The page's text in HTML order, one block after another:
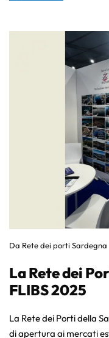
Da Rete dei porti Sardegna
La Rete dei
FLIBS 2025
La Rete dei Porti della
di apertura ai mercati